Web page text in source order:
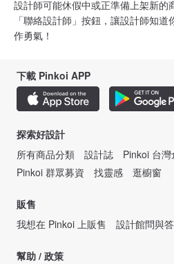
設計師可能休假中或正準備上架新的
「聯絡設計師」按鈕，讓設計師知
作勇氣！
下載 Pinkoi APP
探索好設計
所有商品分類
設計誌 Pinkoi 台
Pinkoi 群眾募資
找靈感 逛櫥窗
販售
我想在 Pinkoi 上販售
設計館問與答
幫助 / 政策